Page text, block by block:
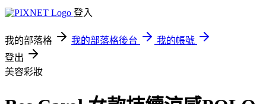
登入
我的部落格 我的部落格後台
我的帳號
登出
美容彩妝